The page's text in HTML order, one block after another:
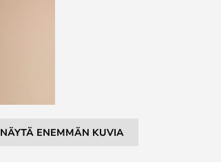
NÄYTÄ ENEMMÄN KUVIA